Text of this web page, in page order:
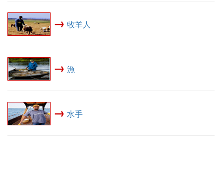
→ 牧羊人
→ 漁
→ 水手